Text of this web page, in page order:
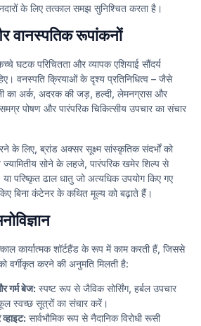
के लिए तत्काल समझ सुनिश्चित करता है।
रूपांकनों
घटक परिचितता और व्यापक एशियाई सौंदर्य
वनस्पति क्रियाओं के दृश्य प्रतिनिधित्व – जैसे
का अर्क, अदरक की जड़, हल्दी, लेमनग्रास और
पोषण और पारंपरिक चिकित्सीय उपचार का संचार
के लिए, ब्रांड अक्सर सूक्ष्म सांस्कृतिक संदर्भों को
सोने के लहजे, पारंपरिक खमेर शिल्प से
या परिष्कृत ढाल धातु जो अत्यधिक उपयोग किए गए
बिना कंटेनर के कथित मूल्य को बढ़ाते हैं।
कार्यात्मक शॉर्टहैंड के रूप में काम करती हैं, जिससे
वर्गीकृत करने की अनुमति मिलती है:
गर्म बेज: स्पष्ट रूप से जैविक सोर्सिंग, हर्बल उपचार
स्वच्छ सूत्रों का संचार करें।
सार्वभौमिक रूप से नैदानिक विरोधी रूसी